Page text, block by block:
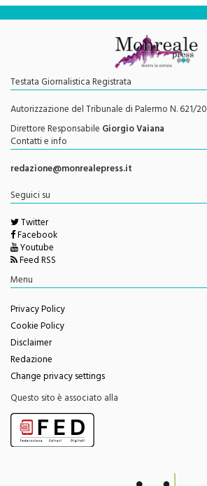
Testata Giornalistica Registrata
Autorizzazione del Tribunale di Palermo N. 621/2013
Direttore ResponsabileGiorgio Vaiana
Contatti e info
redazione@monrealepress.it
Seguici su
Twitter
Facebook
Youtube
Feed RSS
Privacy Policy
Cookie Policy
Disclaimer
Redazione
Change privacy settings
Questo sito è associato alla